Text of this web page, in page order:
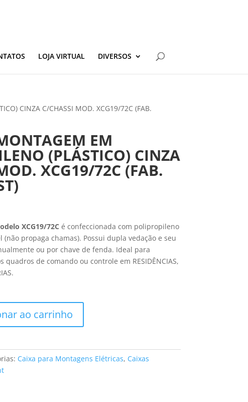
LOJA VIRTUAL DIVERSOS
CINZA C/CHASSI MOD. XCG19/72C (FAB.
EM
(PLÁSTICO) CINZA
XCG19/72C (FAB.
XCG19/72C é confeccionada com polipropileno
propaga chamas). Possui dupla vedação e seu
ou por chave de fenda. Ideal para
quadros de comando ou controle em RESIDÊNCIAS,
ao carrinho
Caixa para Montagens Elétricas, Caixas